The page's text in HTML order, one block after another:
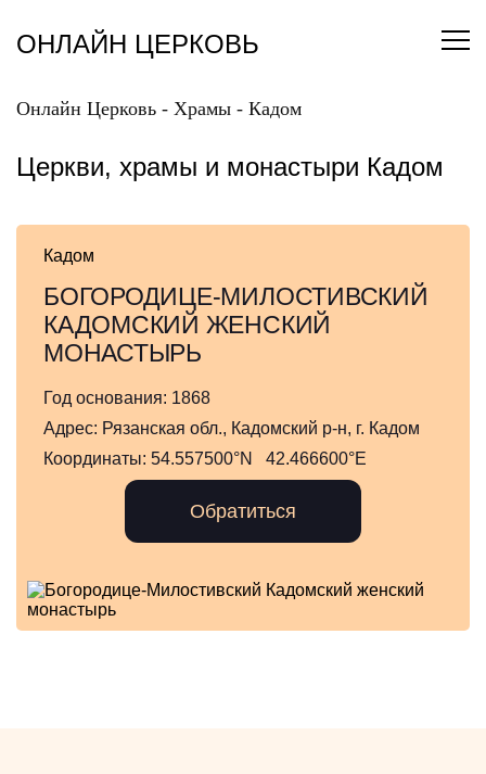
содержанию
ОНЛАЙН ЦЕРКОВЬ
Онлайн Церковь - Храмы - Кадом
Церкви, храмы и монастыри Кадом
Кадом
БОГОРОДИЦЕ-МИЛОСТИВСКИЙ
КАДОМСКИЙ ЖЕНСКИЙ
МОНАСТЫРЬ
Год основания: 1868
Адрес: Рязанская обл., Кадомский р-н, г. Кадом
Координаты: 54.557500°N 42.466600°E
Обратиться